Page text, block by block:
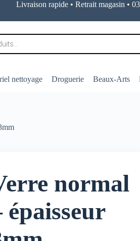
Livraison rapide • Retrait magasin •
nettoyage Droguerie Beaux-Arts
normal
épaisseur